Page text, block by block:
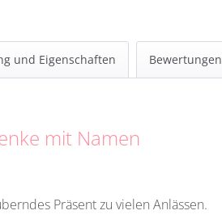
und Eigenschaften Bewertungen
mit Namen
Präsent zu vielen Anlässen.